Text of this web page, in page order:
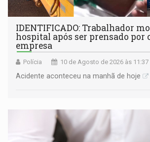
IDENTIFICADO: Trabalhador
hospital após ser prensado por
empresa
Polícia 10 de Agosto de 2026 às 11:37
Acidente aconteceu na manhã de hoje